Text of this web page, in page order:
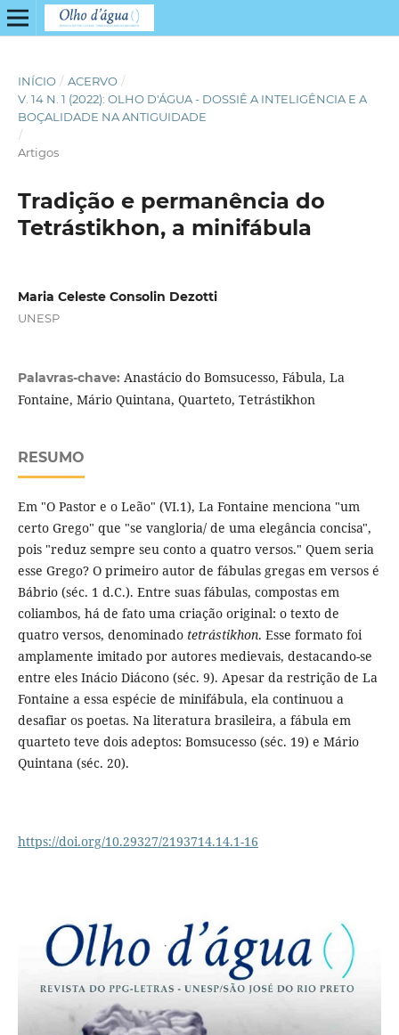
INÍCIO / ACERVO /
V. 14 N. 1 (2022): OLHO D'ÁGUA - DOSSIÊ A INTELIGÊNCIA E A
BOÇALIDADE NA ANTIGUIDADE
/
Artigos
Tradição e permanência do
Tetrástikhon, a minifábula
Maria Celeste Consolin Dezotti
UNESP
Palavras-chave: Anastácio do Bomsucesso, Fábula, La
Fontaine, Mário Quintana, Quarteto, Tetrástikhon
RESUMO
Em "O Pastor e o Leão" (VI.1), La Fontaine menciona "um
certo Grego" que "se vangloria/ de uma elegância concisa",
pois "reduz sempre seu conto a quatro versos." Quem seria
esse Grego? O primeiro autor de fábulas gregas em versos é
Bábrio (séc. 1 d.C.). Entre suas fábulas, compostas em
coliambos, há de fato uma criação original: o texto de
quatro versos, denominado tetrástikhon. Esse formato foi
amplamente imitado por autores medievais, destacando-se
entre eles Inácio Diácono (séc. 9). Apesar da restrição de La
Fontaine a essa espécie de minifábula, ela continuou a
desafiar os poetas. Na literatura brasileira, a fábula em
quarteto teve dois adeptos: Bomsucesso (séc. 19) e Mário
Quintana (séc. 20).
https://doi.org/10.29327/2193714.14.1-16